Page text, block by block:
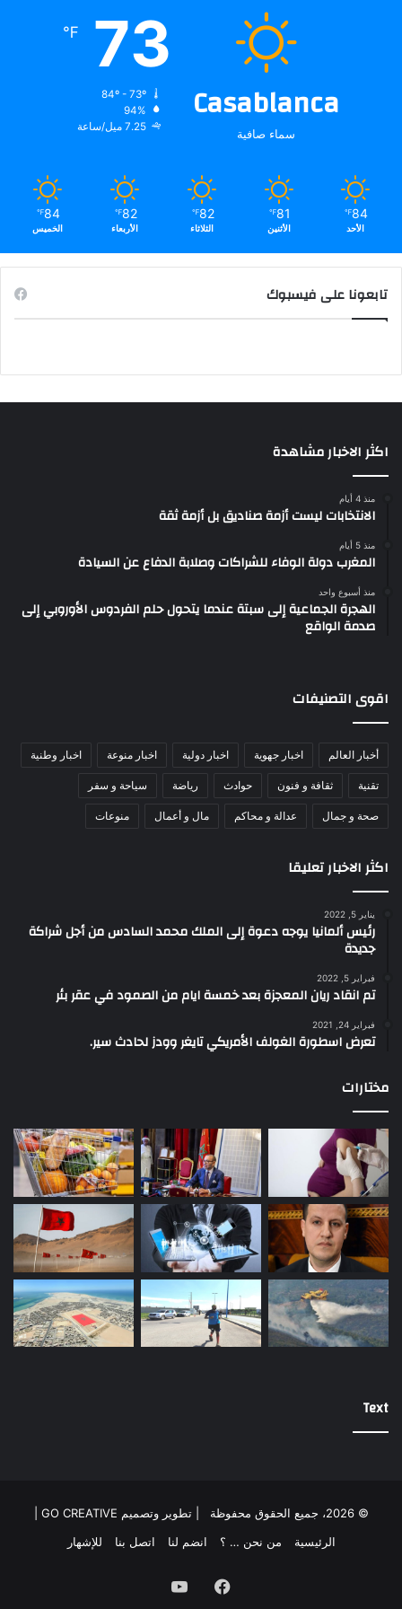
Casablanca
سماء صافية
73
℉
94%
7.25 ميل/ساعة
84
℉
الأحد
81
℉
الأثنين
82
℉
الثلاثاء
82
℉
الأربعاء
84
℉
الخميس
تابعونا على فيسبوك
اكثر الاخبار مشاهدة
منذ 4 أيام
الانتخابات ليست أزمة صناديق بل أزمة ثقة
منذ 5 أيام
المغرب دولة الوفاء للشراكات وصلابة الدفاع عن السيادة
منذ أسبوع واحد
الهجرة الجماعية إلى سبتة عندما يتحول حلم الفردوس الأوروبي إلى
صدمة الواقع
اقوى التصنيفات
أخبار العالم اخبار جهوية اخبار دولية اخبار منوعة اخبار وطنية
تقنية ثقافة و فنون حوادث رياضة سياحة و سفر
صحة و جمال عدالة و محاكم مال و أعمال منوعات
اكثر الاخبار تعليقا
يناير 5, 2022
رئيس ألمانيا يوجه دعوة إلى الملك محمد السادس من أجل شراكة
جديدة
فبراير 5, 2022
تم انقاد ريان المعجزة بعد خمسة ايام من الصمود في عقر بئر
فبراير 24, 2021
تعرض اسطورة الغولف الأمريكي تايغر وودز لحادث سير.
مختارات
Text
© 2026، جميع الحقوق محفوظة | تطوير وتصميم GO CREATIVE
الرئيسية
من نحن … ؟ انضم لنا اتصل بنا للإشهار
فيسبوك